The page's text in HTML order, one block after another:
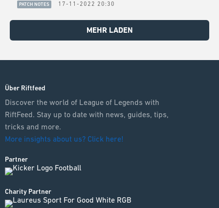
PATCH NOTES 17-11-2022 20:30
MEHR LADEN
Über Riftfeed
Discover the world of League of Legends with
RiftFeed. Stay up to date with news, guides, tips,
tricks and more.
More insights about us? Click here!
Partner
Charity Partner